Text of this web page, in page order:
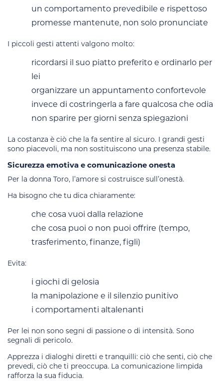
un comportamento prevedibile e rispettoso
promesse mantenute, non solo pronunciate
I piccoli gesti attenti valgono molto:
ricordarsi il suo piatto preferito e ordinarlo per
lei
organizzare un appuntamento confortevole
invece di costringerla a fare qualcosa che odia
non sparire per giorni senza spiegazioni
La costanza è ciò che la fa sentire al sicuro. I grandi gesti
sono piacevoli, ma non sostituiscono una presenza stabile.
Sicurezza emotiva e comunicazione onesta
Per la donna Toro, l’amore si costruisce sull’onestà.
Ha bisogno che tu dica chiaramente:
che cosa vuoi dalla relazione
che cosa puoi o non puoi offrire (tempo,
trasferimento, finanze, figli)
Evita:
i giochi di gelosia
la manipolazione e il silenzio punitivo
i comportamenti altalenanti
Per lei non sono segni di passione o di intensità. Sono
segnali di pericolo.
Apprezza i dialoghi diretti e tranquilli: ciò che senti, ciò che
prevedi, ciò che ti preoccupa. La comunicazione limpida
rafforza la sua fiducia.